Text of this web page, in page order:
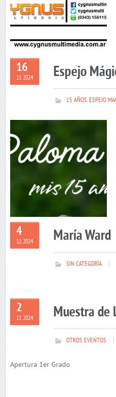
16
11 2024 Espejo
15 AÑOS,ESPEJO
4
11 2024 María Ward
SIN CATEGORÍA
2
11 2024 Muestra de
OTROS EVENTOS
Apertura 1er Grado